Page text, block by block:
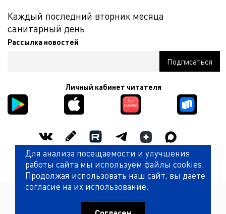
Каждый последний вторник месяца
санитарный день
Рассылка новостей
Личный кабинет читателя
Оценить работу библиотеки
© Государственная универсальная научная библиотека
Для анализа посещаемости и улучшения
работы сайта мы используем файлы cookies.
Продолжая использовать наш сайт, вы даете
согласие на их использование.